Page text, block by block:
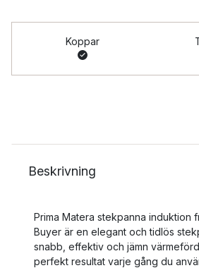
Koppar
Beskrivning
Prima Matera stekpanna induktion
Buyer är en elegant och tidlös
snabb, effektiv och jämn
perfekt resultat varje gång du